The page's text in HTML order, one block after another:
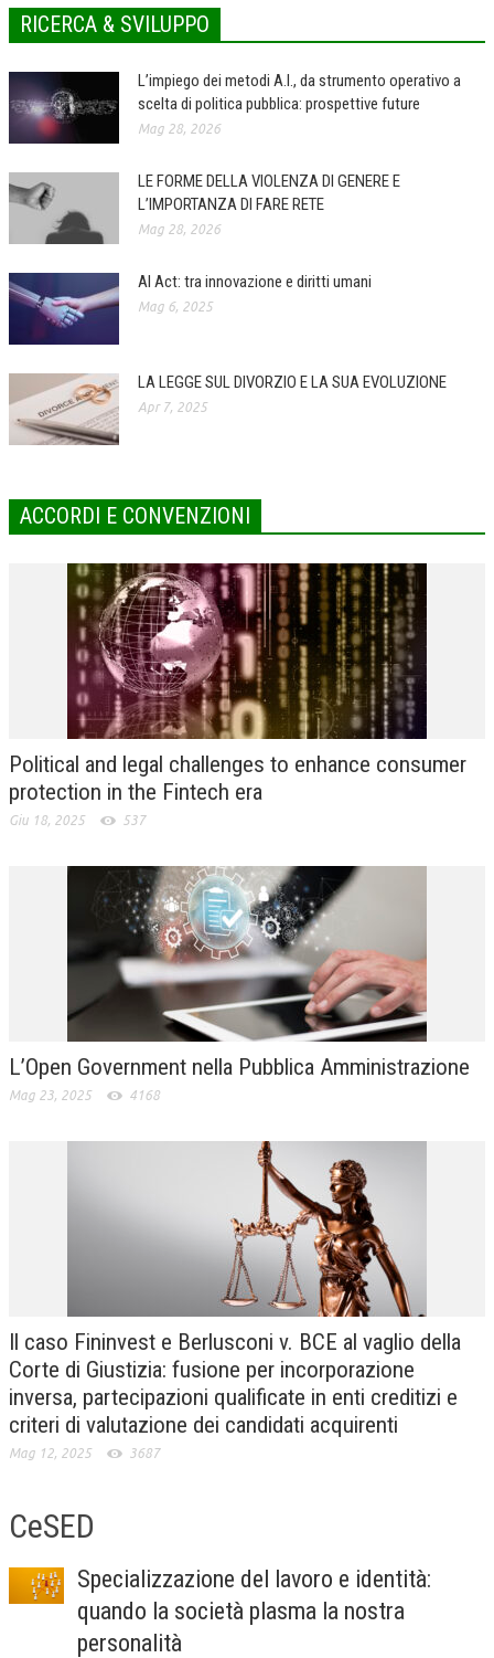
COMITATO EDITORIALE
PEER REVIEW
CODICE ETICO
AUTORI
COLLABORA CON NOI
CORPORATE SOCIAL RESPONSIBILITY
INTERNAZIONALIZZAZIONE
HUMAN RESOURCES
MARKETING
RISK MANAGEMENT
SVILUPPO SOSTENIBILE
PERSONA E CITTÀ
L’UMANISTA
DIRITTO PENALE D’IMPRESA
DIRITTO DEL LAVORO
DIRITTO DEL WEB
DIRITTO DELLE IMPRESE IN CRISI
CRIMINOLOGIA E CRIMINALISTICA
SICUREZZA SUL LAVORO
DIRITTO TRIBUTARIO
PRASSI
AMMINISTRATIVA
TRIBUTARIA
COSTITUZIONALE
TRIBUTARIA
PENALE
RICERCA & SVILUPPO
L’impiego dei metodi A.I., da strumento operativo a
scelta di politica pubblica: prospettive future
Mag 28, 2026
LE FORME DELLA VIOLENZA DI GENERE E
L’IMPORTANZA DI FARE RETE
Mag 28, 2026
AI Act: tra innovazione e diritti umani
Mag 6, 2025
LA LEGGE SUL DIVORZIO E LA SUA EVOLUZIONE
Apr 7, 2025
ACCORDI E CONVENZIONI
Political and legal challenges to enhance consumer
protection in the Fintech era
Giu 18, 2025 537
L’Open Government nella Pubblica Amministrazione
Mag 23, 2025 4168
Il caso Fininvest e Berlusconi v. BCE al vaglio della
Corte di Giustizia: fusione per incorporazione
inversa, partecipazioni qualificate in enti creditizi e
criteri di valutazione dei candidati acquirenti
Mag 12, 2025 3687
CeSED
Specializzazione del lavoro e identità:
quando la società plasma la nostra
personalità